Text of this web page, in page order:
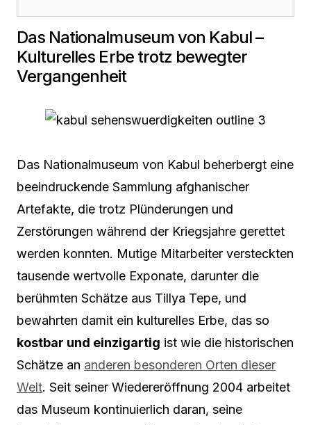
Das Nationalmuseum von Kabul –
Kulturelles Erbe trotz bewegter
Vergangenheit
Das Nationalmuseum von Kabul beherbergt eine
beeindruckende Sammlung afghanischer
Artefakte, die trotz Plünderungen und
Zerstörungen während der Kriegsjahre gerettet
werden konnten. Mutige Mitarbeiter versteckten
tausende wertvolle Exponate, darunter die
berühmten Schätze aus Tillya Tepe, und
bewahrten damit ein kulturelles Erbe, das so
kostbar und einzigartig ist wie die historischen
Schätze an anderen besonderen Orten dieser
Welt. Seit seiner Wiedereröffnung 2004 arbeitet
das Museum kontinuierlich daran, seine